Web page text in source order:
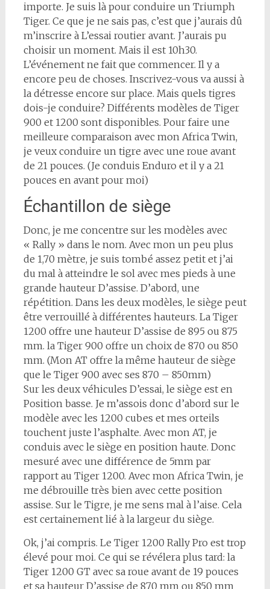
importe. Je suis là pour conduire un Triumph
Tiger. Ce que je ne sais pas, c’est que j’aurais dû
m’inscrire à L’essai routier avant. J’aurais pu
choisir un moment. Mais il est 10h30.
L’événement ne fait que commencer. Il y a
encore peu de choses. Inscrivez-vous va aussi à
la détresse encore sur place. Mais quels tigres
dois-je conduire? Différents modèles de Tiger
900 et 1200 sont disponibles. Pour faire une
meilleure comparaison avec mon Africa Twin,
je veux conduire un tigre avec une roue avant
de 21 pouces. (Je conduis Enduro et il y a 21
pouces en avant pour moi)
Échantillon de siège
Donc, je me concentre sur les modèles avec
« Rally » dans le nom. Avec mon un peu plus
de 1,70 mètre, je suis tombé assez petit et j’ai
du mal à atteindre le sol avec mes pieds à une
grande hauteur D’assise. D’abord, une
répétition. Dans les deux modèles, le siège peut
être verrouillé à différentes hauteurs. La Tiger
1200 offre une hauteur D’assise de 895 ou 875
mm. la Tiger 900 offre un choix de 870 ou 850
mm. (Mon AT offre la même hauteur de siège
que le Tiger 900 avec ses 870 – 850mm)
Sur les deux véhicules D’essai, le siège est en
Position basse. Je m’assois donc d’abord sur le
modèle avec les 1200 cubes et mes orteils
touchent juste l’asphalte. Avec mon AT, je
conduis avec le siège en position haute. Donc
mesuré avec une différence de 5mm par
rapport au Tiger 1200. Avec mon Africa Twin, je
me débrouille très bien avec cette position
assise. Sur le Tigre, je me sens mal à l’aise. Cela
est certainement lié à la largeur du siège.
Ok, j’ai compris. Le Tiger 1200 Rally Pro est trop
élevé pour moi. Ce qui se révélera plus tard: la
Tiger 1200 GT avec sa roue avant de 19 pouces
et sa hauteur D’assise de 870 mm ou 850 mm